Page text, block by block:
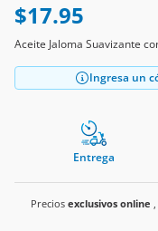
$17.95
Aceite Jaloma Suavizante
Ingresa un
Entrega
Precios exclusivos online